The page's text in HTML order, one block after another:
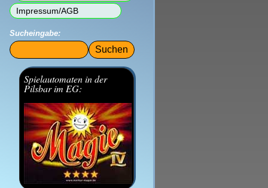
Impressum/AGB
Sucheingabe:
Suchbegriffe
Spielautomaten in der
Pilsbar im EG: